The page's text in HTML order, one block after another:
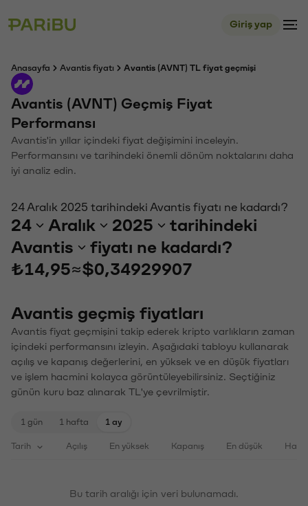
Giriş yap
Anasayfa Avantis fiyatı Avantis (AVNT) TL fiyat geçmişi
Avantis (AVNT) Geçmiş Fiyat
Performansı
Avantis'in yıllar içindeki fiyat değişimini inceleyin.
Performansını ve tarihindeki önemli dönüm noktalarını daha
iyi analiz edin.
24 Aralık 2025 tarihindeki Avantis fiyatı ne kadardı?
24 Aralık 2025
tarihindeki
Avantis
fiyatı ne kadardı?
₺14,95≈$0,34929907
Avantis geçmiş fiyatları
Avantis fiyat geçmişini takip ederek kripto varlıkların zaman
içindeki performansını izleyin. Aşağıdaki tabloyu kullanarak
açılış ve kapanış değerlerini, en yüksek ve en düşük fiyatları
ve işlem hacmini kolayca görüntüleyebilirsiniz. Seçtiğiniz
günün kuru baz alınarak TL'ye çevrilmiştir.
1 gün 1 hafta 1 ay
Tarih Açılış En yüksek Kapanış En düşük
Bu tarih aralığı için veri bulunamadı.